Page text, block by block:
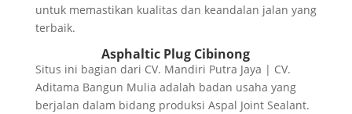
untuk memastikan kualitas dan keandalan jalan yang
terbaik.
Asphaltic Plug Cibinong
Situs ini bagian dari CV. Mandiri Putra Jaya | CV.
Aditama Bangun Mulia adalah badan usaha yang
berjalan dalam bidang produksi Aspal Joint Sealant.